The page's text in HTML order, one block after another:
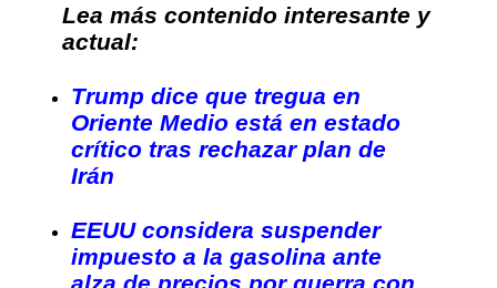
Lea más contenido interesante y
actual:
Trump dice que tregua en
Oriente Medio está en estado
crítico tras rechazar plan de
Irán
EEUU considera suspender
impuesto a la gasolina ante
alza de precios por guerra con